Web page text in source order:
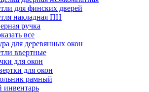
для финских дверей
накладная ПН
ручка
все
для деревянных окон
ввертные
для окон
для окон
рамный
инвентарь